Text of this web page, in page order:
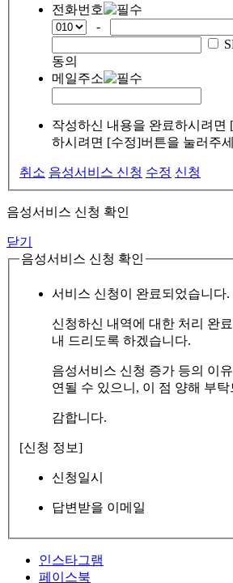
전화번호
-
동의
메일주소
작성하신 내용을 완료하시려면
하시려면 [수정]버튼을 눌러주
취소 음성서비스 신청 수정 신청
음성서비스 신청 확인
닫기
음성서비스 신청 확인
서비스 신청이 완료되었습니다.
신청하신 내역에 대한 처리 완
내 드리도록 하겠습니다.
음성서비스 신청 증가 등의 이
연될 수 있으니, 이 점 양해 부탁
감합니다.
[신청 정보]
신청일시
답변받을 이메일
인스타그램
페이스북